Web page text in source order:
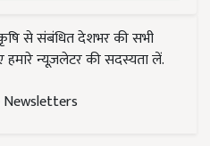
से संबंधित देशभर की सभी
न्यूज़लेटर की सदस्यता लें.
Newsletters